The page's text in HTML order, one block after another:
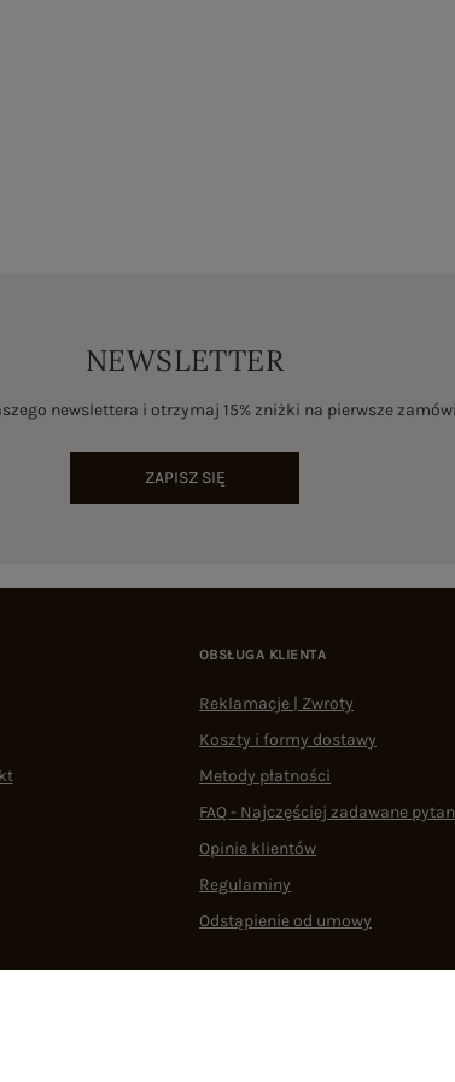
NEWSLETTER
newslettera i otrzymaj 15% zniżki na pierwsze
ZAPISZ SIĘ
OBSŁUGA KLIENTA
Reklamacje | Zwroty
Koszty i formy dostawy
Metody płatności
FAQ - Najczęściej zadawane
Opinie klientów
Regulaminy
Odstąpienie od umowy